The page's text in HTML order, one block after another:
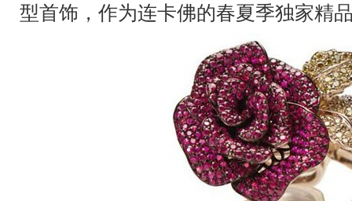
型首饰，作为连卡佛的春夏季独家精